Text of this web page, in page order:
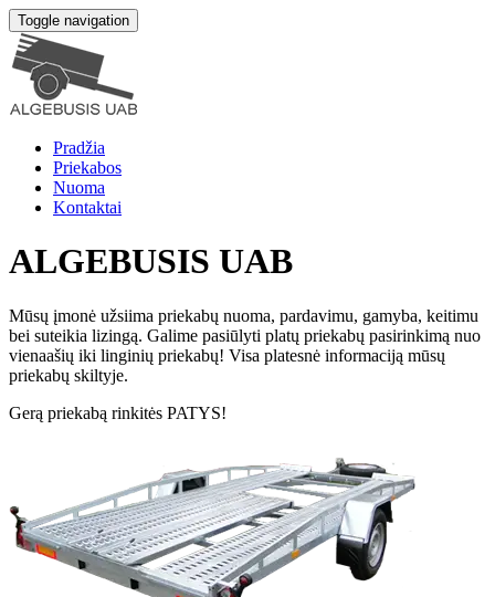
Toggle navigation
Pradžia
Priekabos
Nuoma
Kontaktai
ALGEBUSIS UAB
Mūsų įmonė užsiima priekabų nuoma, pardavimu, gamyba, keitimu
bei suteikia lizingą. Galime pasiūlyti platų priekabų pasirinkimą nuo
vienaašių iki linginių priekabų! Visa platesnė informaciją mūsų
priekabų skiltyje.
Gerą priekabą rinkitės PATYS!